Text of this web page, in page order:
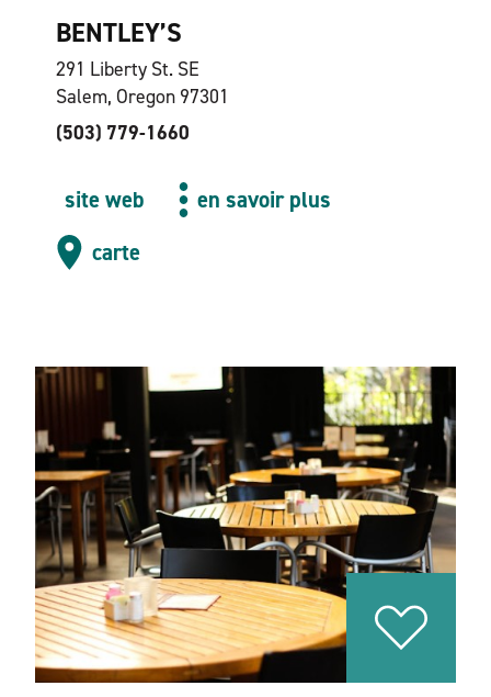
BENTLEY’S
291 Liberty St. SE
Salem, Oregon 97301
(503) 779-1660
site web
en savoir plus
carte